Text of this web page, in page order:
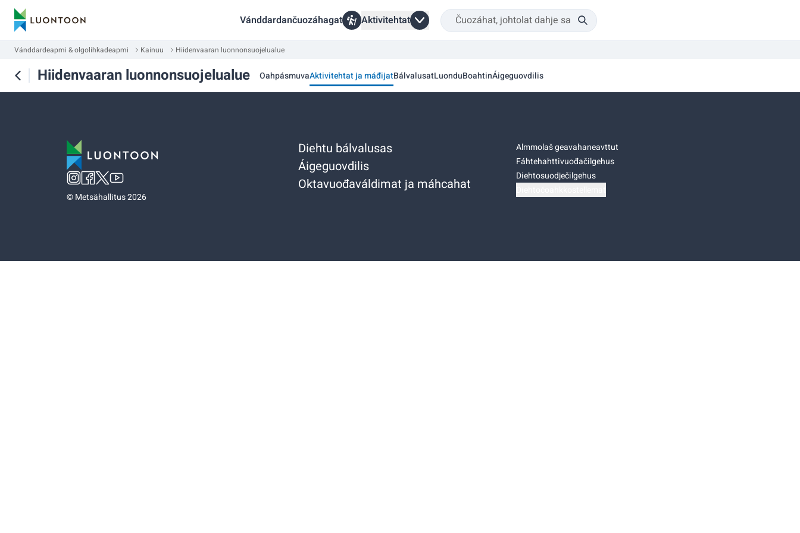
Vánddardančuozáhagat Aktivitehtat
Vánddardeapmi & olgolihkadeapmi Kainuu Hiidenvaaran luonnonsuojelualue
Hiidenvaaran luonnonsuojelualue OahpásmuvaAktivitehtat ja máđijatBálvalusatLuonduBoahtinÁigeguovdilis
©Metsähallitus 2026
Diehtu bálvalusas
Áigeguovdilis
Oktavuođaváldimat ja máhcahat
Almmolaš geavahaneavttut
Fáhtehahttivuođačilgehus
Diehtosuodječilgehus